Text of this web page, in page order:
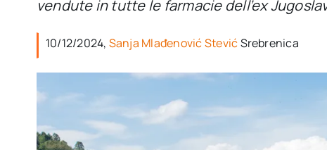
vendute in tutte le farmacie dell’ex
10/12/2024, Sanja Mlađenović StevićSrebrenica